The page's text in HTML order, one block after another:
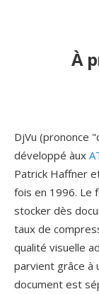
À
DjVu (prononce
développé àux
Patrick Haffner
fois en 1996. Le
stocker dès
taux de
qualité visuelle
parvient grâce à
document est